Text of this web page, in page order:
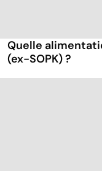
Quelle
(ex-SOPK) ?